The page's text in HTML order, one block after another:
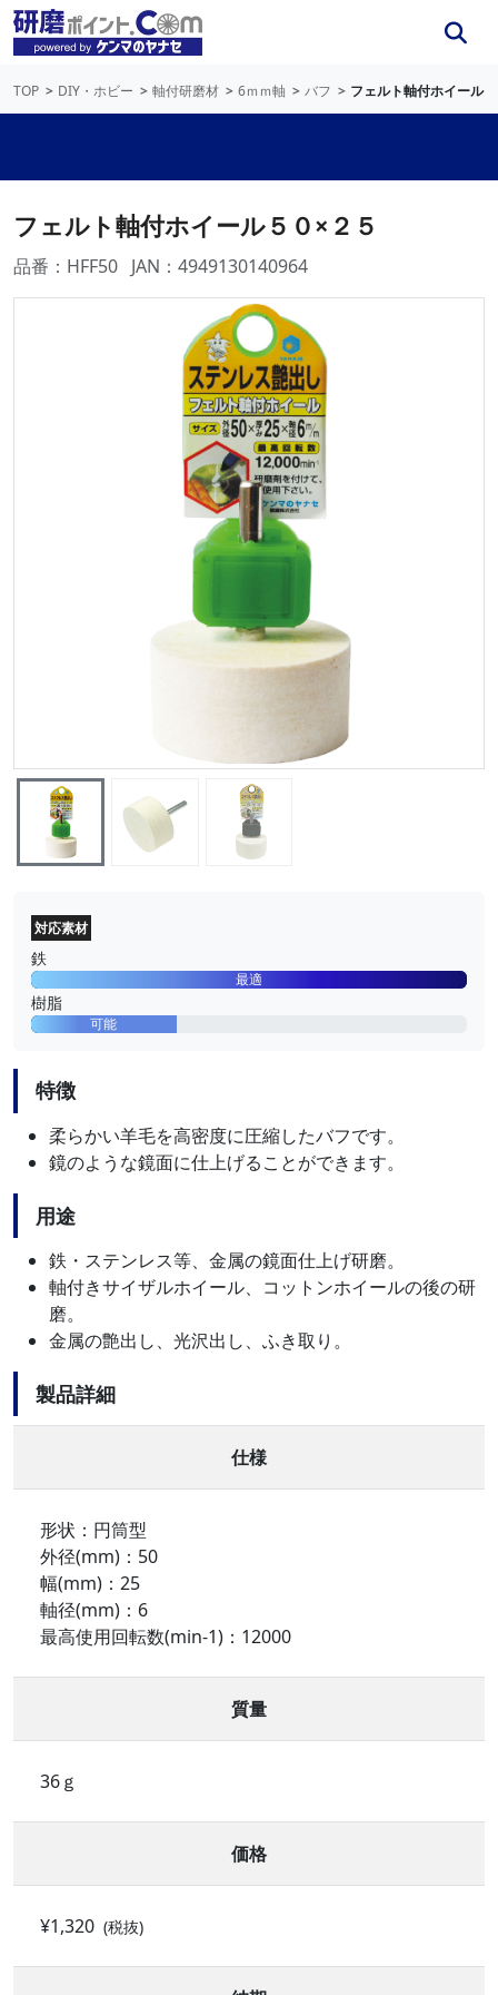
TOP DIY・ホビー 軸付研磨材 6ｍｍ軸 バフ フェルト軸付ホイール
フェルト軸付ホイール５０×２５
品番：HFF50 JAN：4949130140964
対応素材
鉄
最適
樹脂
可能
特徴
柔らかい羊毛を高密度に圧縮したバフです。
鏡のような鏡面に仕上げることができます。
用途
鉄・ステンレス等、金属の鏡面仕上げ研磨。
軸付きサイザルホイール、コットンホイールの後の研
磨。
金属の艶出し、光沢出し、ふき取り。
製品詳細
仕様
形状：円筒型
外径(mm)：50
幅(mm)：25
軸径(mm)：6
最高使用回転数(min-1)：12000
質量
36ｇ
価格
¥1,320 (税抜)